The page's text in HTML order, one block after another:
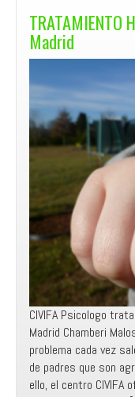
TRATAMIENTO
Madrid
CIVIFA Psicologo
Madrid Chamberi
problema cada vez
de padres que son
ello, el centro CIVIFA